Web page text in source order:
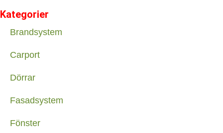
Kategorier
Brandsystem
Carport
Dörrar
Fasadsystem
Fönster